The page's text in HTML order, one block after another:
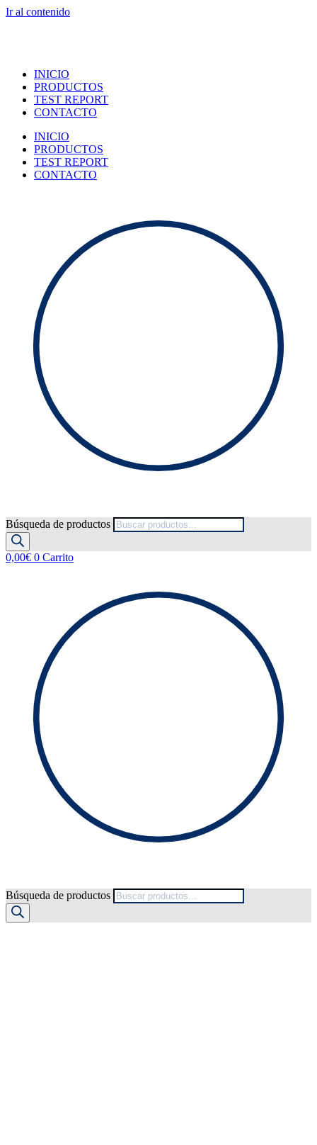
Ir al contenido
INICIO
PRODUCTOS
TEST REPORT
CONTACTO
INICIO
PRODUCTOS
TEST REPORT
CONTACTO
Búsqueda de productos
0,00€ 0 Carrito
Búsqueda de productos